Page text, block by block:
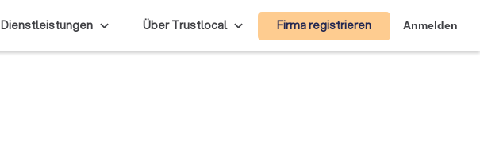
Dienstleistungen Über Trustlocal Firma registrieren Anmelden